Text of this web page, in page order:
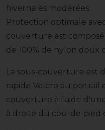
hivernales modérées.
Protection optimale
couverture est
de 100% de nylon doux
La sous-couverture est
rapide Velcro au poitrail
couverture à l'aide
à droite du cou-de-pied